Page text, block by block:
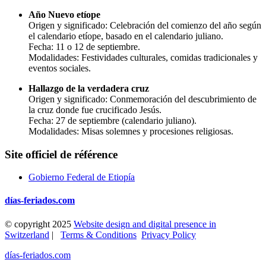
Año Nuevo etíope
Origen y significado: Celebración del comienzo del año según
el calendario etíope, basado en el calendario juliano.
Fecha: 11 o 12 de septiembre.
Modalidades: Festividades culturales, comidas tradicionales y
eventos sociales.
Hallazgo de la verdadera cruz
Origen y significado: Conmemoración del descubrimiento de
la cruz donde fue crucificado Jesús.
Fecha: 27 de septiembre (calendario juliano).
Modalidades: Misas solemnes y procesiones religiosas.
Site officiel de référence
Gobierno Federal de Etiopía
días-feriados.com
© copyright 2025 Website design and digital presence in
Switzerland | Terms & Conditions Privacy Policy
días-feriados.com